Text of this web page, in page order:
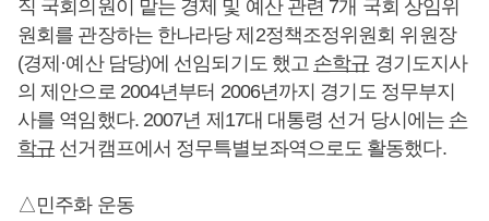
직 국회의원이 맡는 경제 및 예산 관련 7개 국회 상임위
원회를 관장하는 한나라당 제2정책조정위원회 위원장
(경제·예산 담당)에 선임되기도 했고 손학규 경기도지사
의 제안으로 2004년부터 2006년까지 경기도 정무부지
사를 역임했다. 2007년 제17대 대통령 선거 당시에는 손
학규 선거캠프에서 정무특별보좌역으로도 활동했다.
△민주화 운동